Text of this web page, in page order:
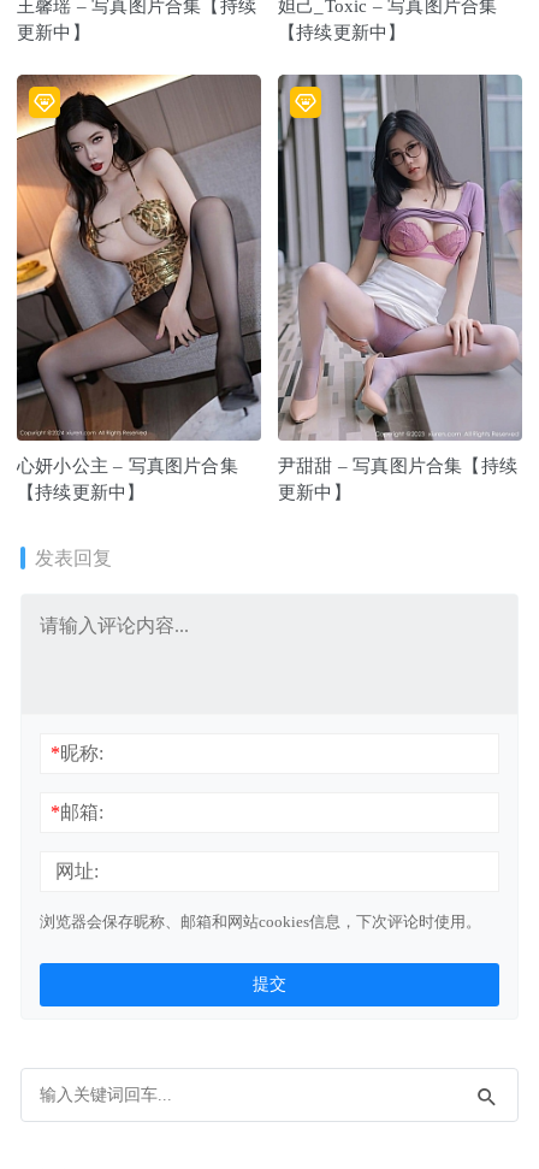
王馨瑶 – 写真图片合集【持续
更新中】
妲己_Toxic – 写真图片合集
【持续更新中】
心妍小公主 – 写真图片合集
【持续更新中】
尹甜甜 – 写真图片合集【持续
更新中】
发表回复
*昵称:
*邮箱:
网址:
浏览器会保存昵称、邮箱和网站cookies信息，下次评论时使用。